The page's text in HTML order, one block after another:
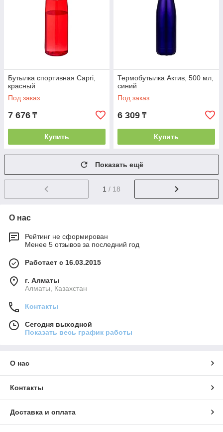
Бутылка спортивная Capri,
красный
Под заказ
7 676 ₸
Купить
Термобутылка Актив, 500 мл,
синий
Под заказ
6 309 ₸
Купить
Показать ещё
1 / 18
О нас
Рейтинг не сформирован
Менее 5 отзывов за последний год
Работает с 16.03.2015
г. Алматы
Алматы, Казахстан
Контакты
Сегодня выходной
Показать весь график работы
О нас
Контакты
Доставка и оплата